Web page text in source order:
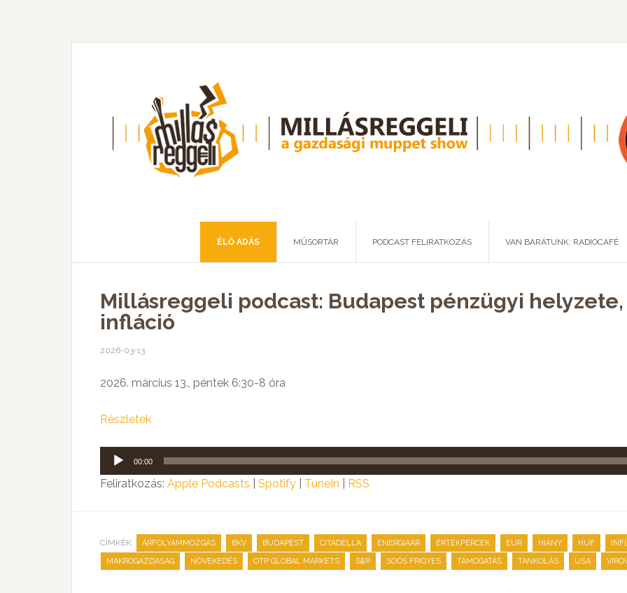
ÉLŐ ADÁS MŰSORTÁR PODCAST FELIRATKOZÁS VAN BARÁTUNK: RADIOCAFÉ
Millásreggeli podcast: Budapest pénzügyi helyzete,
infláció
2026-03-13
2026. március 13., péntek 6:30-8 óra
Részletek
Audió
lejátszó
00:00
Feliratkozás: Apple Podcasts Spotify TuneIn RSS
CÍMKÉK: ÁRFOLYAMMOZGÁS , BKV , BUDAPEST , CITADELLA , ENERGIAÁR , ÉRTÉKPERCEK , EUR , HIÁNY , HUF ,
MAKROGAZDASÁG , NÖVEKEDÉS , OTP GLOBAL MARKETS , S&P , SOÓS FRIGYES , TÁMOGATÁS , TANKOLÁS , USA ,